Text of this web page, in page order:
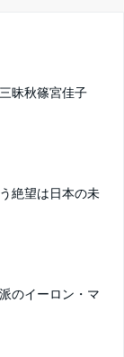
昧秋篠宮佳子
絶望は日本の未
のイーロン・マ